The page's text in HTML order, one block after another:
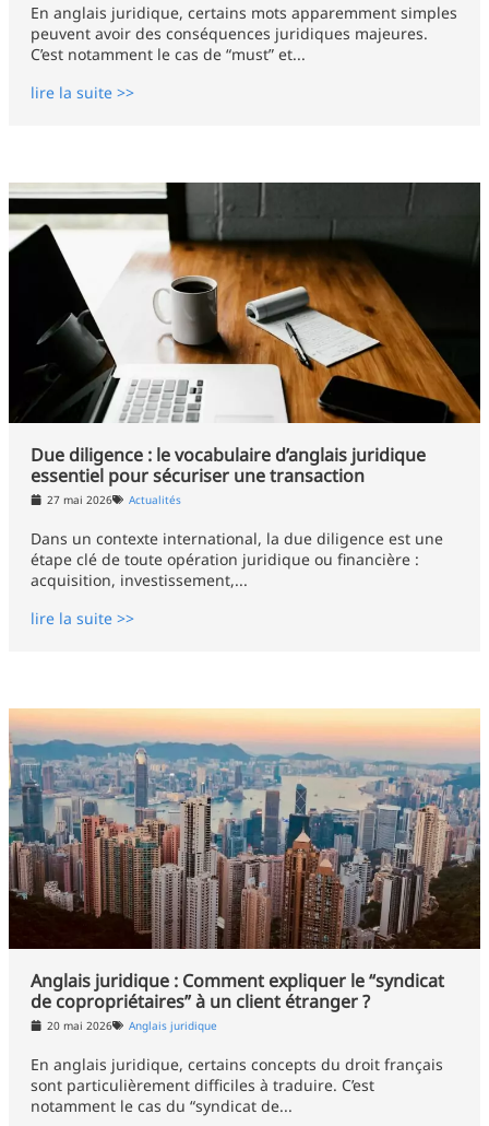
En anglais juridique, certains mots apparemment simples
peuvent avoir des conséquences juridiques majeures.
C’est notamment le cas de “must” et...
lire la suite >>
Due diligence : le vocabulaire d’anglais juridique
essentiel pour sécuriser une transaction
27 mai 2026 Actualités
Dans un contexte international, la due diligence est une
étape clé de toute opération juridique ou financière :
acquisition, investissement,...
lire la suite >>
Anglais juridique : Comment expliquer le “syndicat
de copropriétaires” à un client étranger ?
20 mai 2026 Anglais juridique
En anglais juridique, certains concepts du droit français
sont particulièrement difficiles à traduire. C’est
notamment le cas du “syndicat de...